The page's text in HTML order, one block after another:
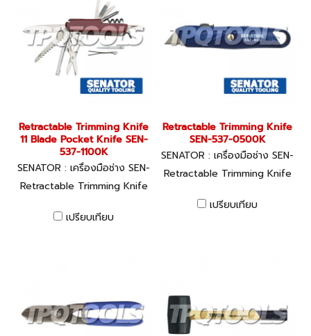
Retractable Trimming Knife
11 Blade Pocket Knife SEN-
537-1100K
SENATOR : เครื่องมือช่าง SEN-
537-1100K
Retractable Trimming Knife
เปรียบเทียบ
Retractable Trimming Knife
SEN-537-0500K
SENATOR : เครื่องมือช่าง SEN-
537-0500K
Retractable Trimming Knife
เปรียบเทียบ